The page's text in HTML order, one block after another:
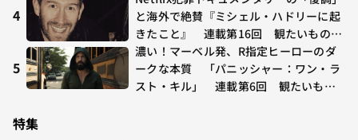
年7/24〜7/30
4
と海外で絶賛『ミシェル・ハドリーに起
きたこと』 連載第16回 観たいものが
多すぎる～稲垣貴俊の配信時評
5
濃い！マーベル発、R指定ヒーローのダ
ークな本質 「パニッシャー：ワン・ラ
スト・キル」 連載第6回 観たいもの
特集